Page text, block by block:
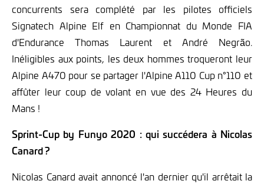
concurrents sera complété par les pilotes officiels
Signatech Alpine Elf en Championnat du Monde FIA
d'Endurance Thomas Laurent et André Negrão.
Inéligibles aux points, les deux hommes troqueront leur
Alpine A470 pour se partager l'Alpine A110 Cup n°110 et
affûter leur coup de volant en vue des 24 Heures du
Mans !
Sprint-Cup by Funyo 2020 : qui succédera à Nicolas
Canard ?
Nicolas Canard avait annoncé l'an dernier qu'il arrêtait la